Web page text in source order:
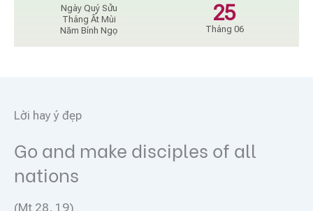
Ngày Quý Sửu
Tháng Ất Mùi
Năm Bính Ngọ
25
Tháng 06
Lời hay ý đẹp
Go and make disciples of all
nations
(Mt 28, 19)